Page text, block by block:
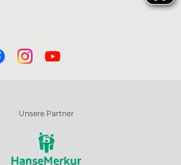
Unsere Partner